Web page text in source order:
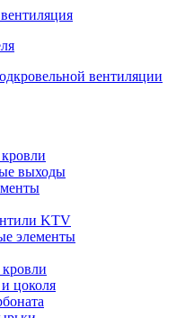
вентиляции
выходы
KTV
элементы
цоколя